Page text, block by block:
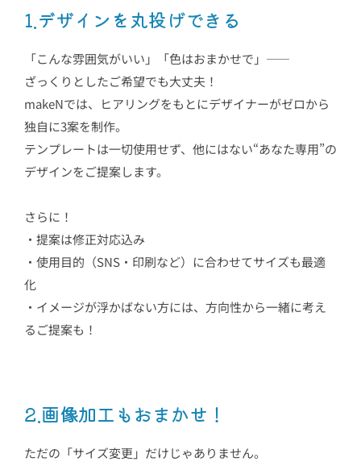
1.デザインを丸投げできる
「こんな雰囲気がいい」「色はおまかせで」――
ざっくりとしたご希望でも大丈夫！
makeNでは、ヒアリングをもとにデザイナーがゼロから
独自に3案を制作。
テンプレートは一切使用せず、他にはない“あなた専用”の
デザインをご提案します。
さらに！
・提案は修正対応込み
・使用目的（SNS・印刷など）に合わせてサイズも最適
化
・イメージが浮かばない方には、方向性から一緒に考え
るご提案も！
2.画像加工もおまかせ！
ただの「サイズ変更」だけじゃありません。